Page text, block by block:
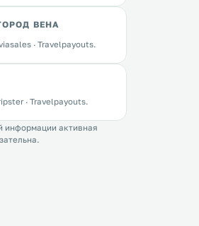
ВЕНА
· Travelpayouts.
· Travelpayouts.
информации активная